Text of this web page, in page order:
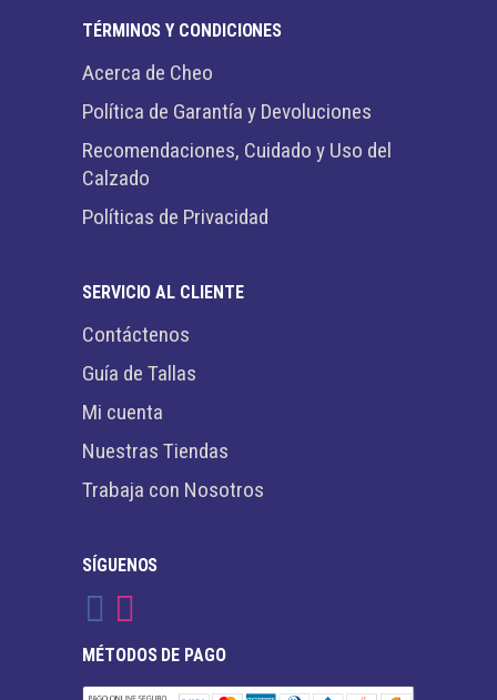
TÉRMINOS Y CONDICIONES
Acerca de Cheo
Política de Garantía y Devoluciones
Recomendaciones, Cuidado y Uso del
Calzado
Políticas de Privacidad
SERVICIO AL CLIENTE
Contáctenos
Guía de Tallas
Mi cuenta
Nuestras Tiendas
Trabaja con Nosotros
SÍGUENOS
MÉTODOS DE PAGO